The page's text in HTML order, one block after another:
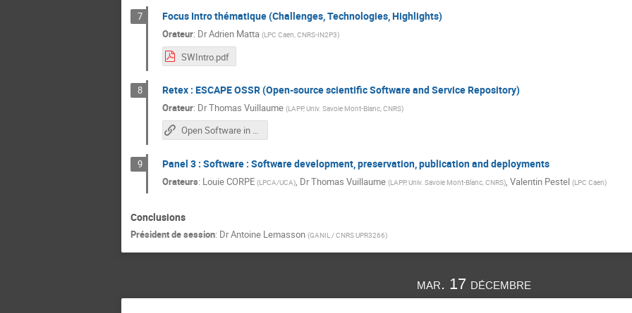
7 Focus Intro thématique (Challenges, Technologies, Highlights)
Orateur: DrAdrien Matta (LPC Caen, CNRS-IN2P3)
SWIntro.pdf
8 Retex : ESCAPE OSSR (Open-source scientific Software and Service Repository)
Orateur: DrThomas Vuillaume (LAPP, Univ. Savoie Mont-Blanc, CNRS)
Open Software in astro and particle physics - the Open-source Software and Service Repository
9 Panel 3 : Software : Software development, preservation, publication and deployments
Orateurs: Louie CORPE (LPCA/UCA), DrThomas Vuillaume (LAPP, Univ. Savoie Mont-Blanc, CNRS), Valentin Pestel (LPC Caen)
Conclusions
Président de session: DrAntoine Lemasson (GANIL / CNRS UPR3266)
mar. 17 décembre